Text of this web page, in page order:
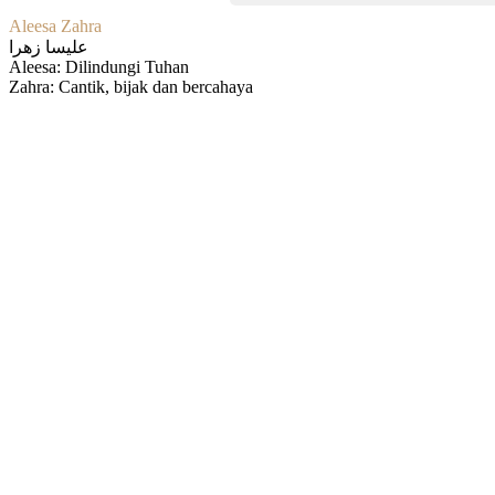
Aleesa Zahra
عليسا زهرا
Aleesa: Dilindungi Tuhan
Zahra: Cantik, bijak dan bercahaya